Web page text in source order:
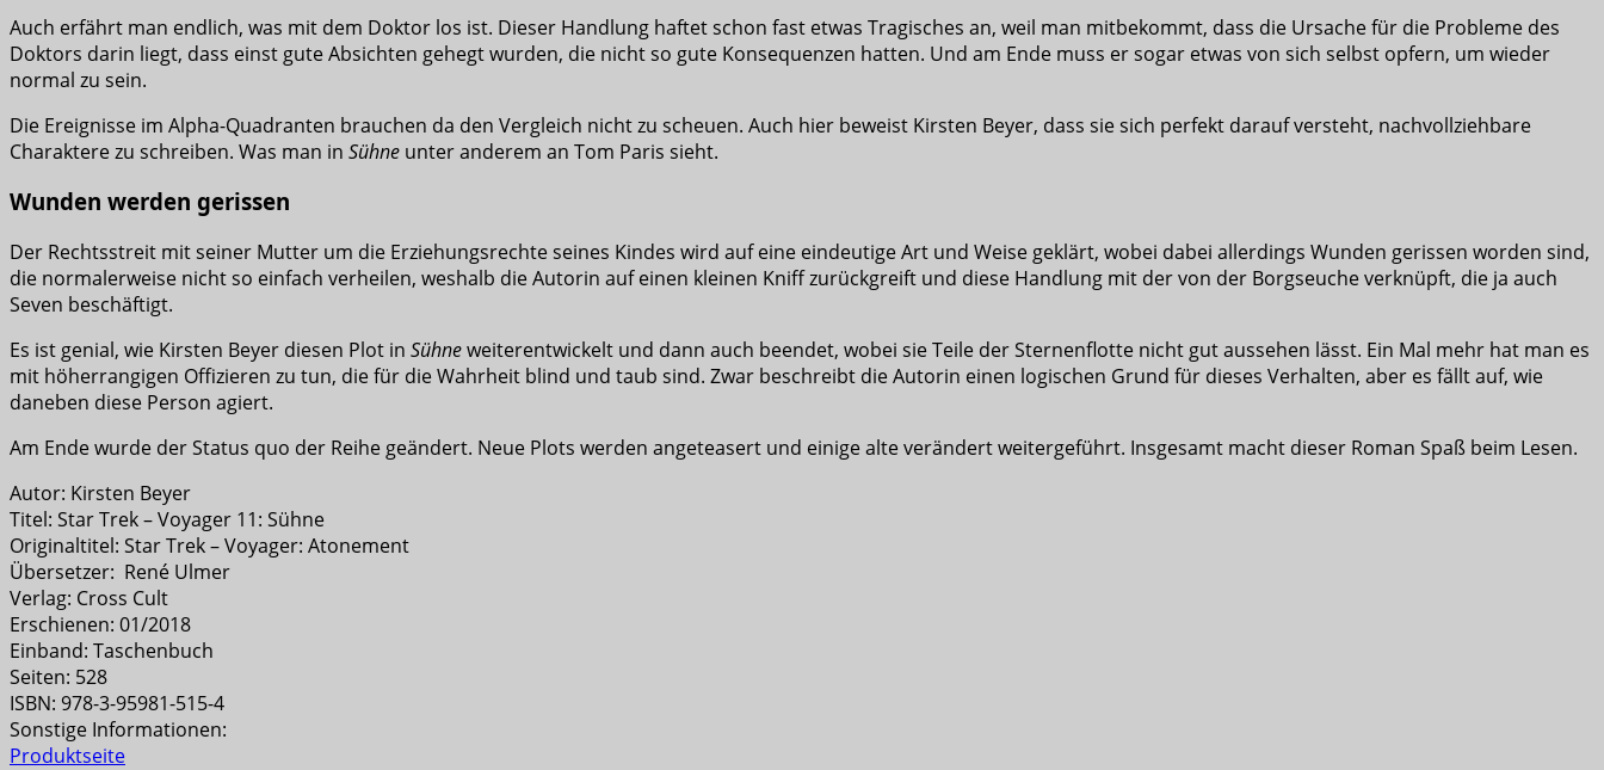
Auch erfährt man endlich, was mit dem Doktor los ist. Dieser Handlung haftet schon fast etwas Tragisches an, weil man mitbekommt, dass die Ursache für die Probleme des
Doktors darin liegt, dass einst gute Absichten gehegt wurden, die nicht so gute Konsequenzen hatten. Und am Ende muss er sogar etwas von sich selbst opfern, um wieder
normal zu sein.
Die Ereignisse im Alpha-Quadranten brauchen da den Vergleich nicht zu scheuen. Auch hier beweist Kirsten Beyer, dass sie sich perfekt darauf versteht, nachvollziehbare
Charaktere zu schreiben. Was man in Sühne unter anderem an Tom Paris sieht.
Wunden werden gerissen
Der Rechtsstreit mit seiner Mutter um die Erziehungsrechte seines Kindes wird auf eine eindeutige Art und Weise geklärt, wobei dabei allerdings Wunden gerissen worden sind,
die normalerweise nicht so einfach verheilen, weshalb die Autorin auf einen kleinen Kniff zurückgreift und diese Handlung mit der von der Borgseuche verknüpft, die ja auch
Seven beschäftigt.
Es ist genial, wie Kirsten Beyer diesen Plot in Sühneweiterentwickelt und dann auch beendet, wobei sie Teile der Sternenflotte nicht gut aussehen lässt. Ein Mal mehr hat man es
mit höherrangigen Offizieren zu tun, die für die Wahrheit blind und taub sind. Zwar beschreibt die Autorin einen logischen Grund für dieses Verhalten, aber es fällt auf, wie
daneben diese Person agiert.
Am Ende wurde der Status quo der Reihe geändert. Neue Plots werden angeteasert und einige alte verändert weitergeführt. Insgesamt macht dieser Roman Spaß beim Lesen.
Autor: Kirsten Beyer
Titel: Star Trek – Voyager 11: Sühne
Originaltitel: Star Trek – Voyager: Atonement
Übersetzer: René Ulmer
Verlag: Cross Cult
Erschienen: 01/2018
Einband: Taschenbuch
Seiten: 528
ISBN: 978-3-95981-515-4
Sonstige Informationen:
Produktseite